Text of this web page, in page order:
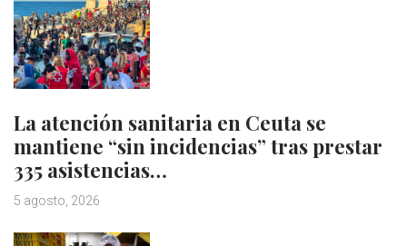
La atención sanitaria en Ceuta se
mantiene “sin incidencias” tras prestar
335 asistencias…
5 agosto, 2026